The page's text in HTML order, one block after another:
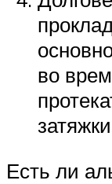
во
Есть ли